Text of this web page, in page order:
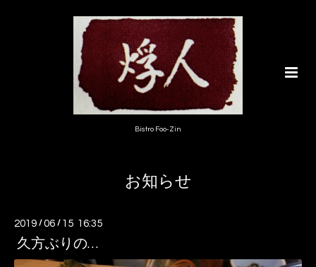
Bistro Foo-Zin
お知らせ
2019 /06 / 15 16:35
久方ぶりの…